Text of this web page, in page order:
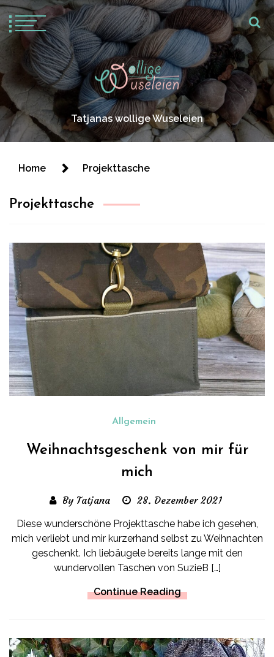
Tatjanas wollige Wuseleien
Home Projekttasche
Projekttasche
Allgemein
Weihnachtsgeschenk von mir für
mich
By Tatjana 28. Dezember 2021
Diese wunderschöne Projekttasche habe ich gesehen,
mich verliebt und mir kurzerhand selbst zu Weihnachten
geschenkt. Ich liebäugele bereits lange mit den
wundervollen Taschen von SuzieB […]
Continue Reading